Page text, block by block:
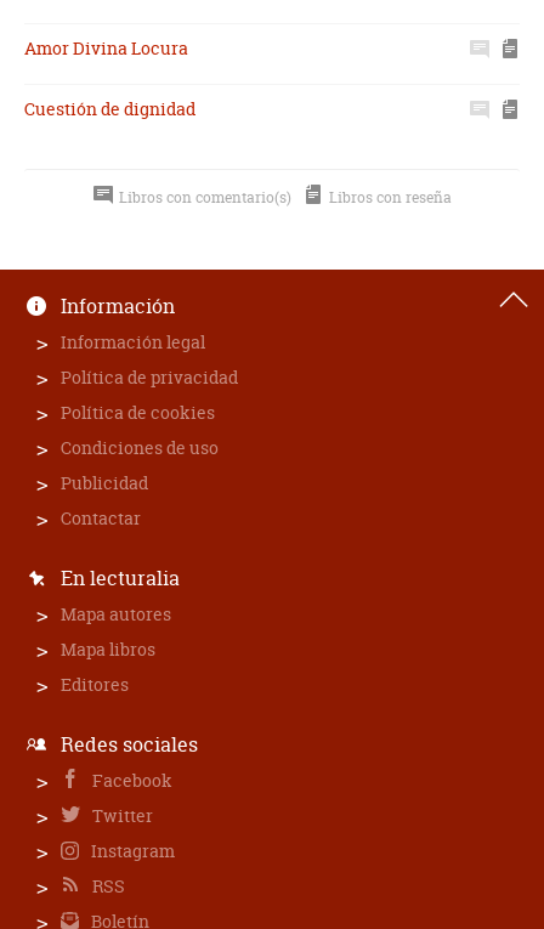
Amor Divina Locura
Cuestión de dignidad
Libros con comentario(s) Libros con reseña
Información
Información legal
Política de privacidad
Política de cookies
Condiciones de uso
Publicidad
Contactar
En lecturalia
Mapa autores
Mapa libros
Editores
Redes sociales
Facebook
Twitter
Instagram
RSS
Boletín